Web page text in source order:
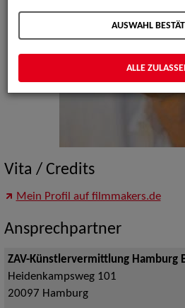
Vita / Credits
Mein Profil auf filmmakers.de
Ansprechpartner
ZAV-Künstlervermittlung Hamburg
Heidenkampsweg 101
20097 Hamburg
AUSWAHL
ALLE